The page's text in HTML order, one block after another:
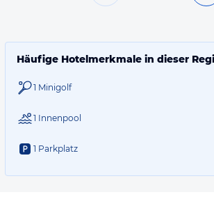
Häufige Hotelmerkmale in dieser
1 Minigolf
1 Innenpool
1 Parkplatz